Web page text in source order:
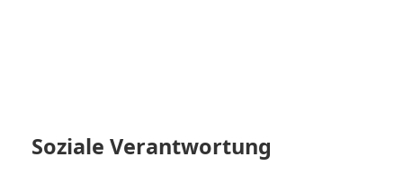
Soziale Verantwortung